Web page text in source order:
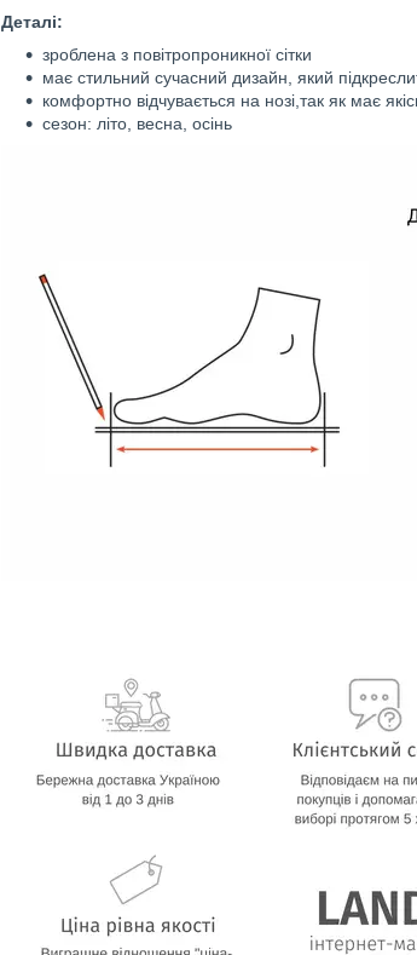
Деталі:
зроблена з повітропроникної сітки
має стильний сучасний дизайн, який
комфортно відчувається на нозі,так як має
сезон: літо, весна, осінь